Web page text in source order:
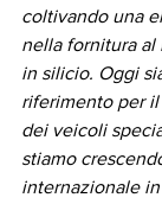
coltivando una
nella fornitura
in silicio. Oggi
riferimento per
dei veicoli
stiamo
internazionale